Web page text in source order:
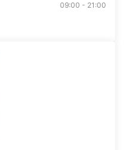
09:00 - 21:00